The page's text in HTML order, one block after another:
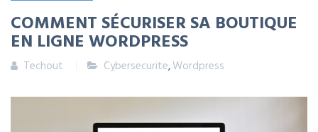
COMMENT SÉCURISER SA BOUTIQUE
EN LIGNE WORDPRESS
Techout Cybersecurite,Wordpress